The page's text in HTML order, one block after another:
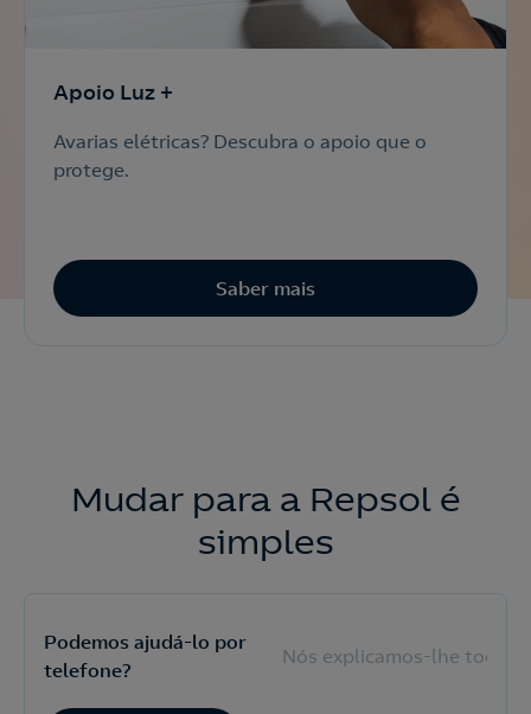
Apoio Luz +
Avarias elétricas? Descubra o apoio que o
protege.
Saber mais
Mudar para a Repsol é
simples
Podemos ajudá-lo por
telefone?